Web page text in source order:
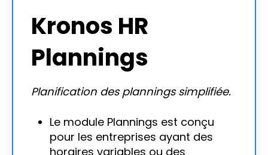
Kronos HR
Plannings
Planification des plannings simplifiée.
Le module Plannings est conçu
pour les entreprises ayant des
horaires variables ou des